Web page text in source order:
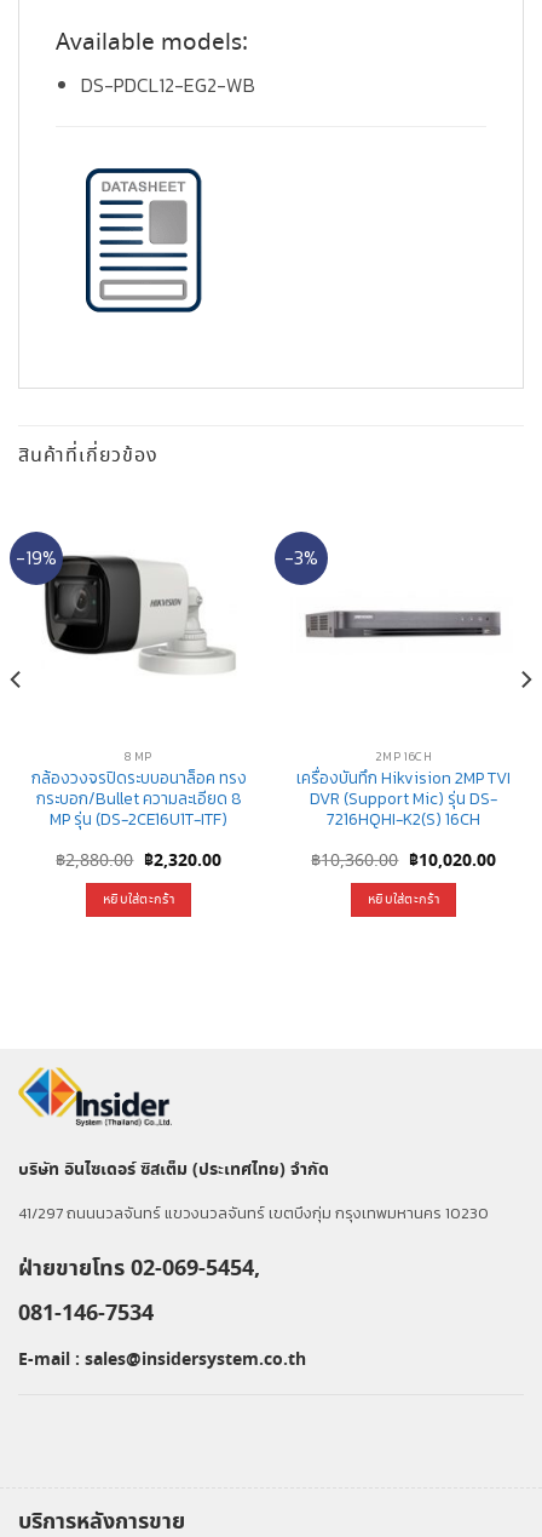
Available models:
DS-PDCL12-EG2-WB
สินค้าที่เกี่ยวข้อง
-19%
8 MP
กล้องวงจรปิดระบบอนาล็อค ทรง
กระบอก/Bullet ความละเอียด 8
MP รุ่น (DS-2CE16U1T-ITF)
฿2,880.00 Original
price
was:
฿2,880.00.
฿2,320.00Current
หยิบใส่ตะกร้า
-3%
2MP 16CH
เครื่องบันทึก Hikvision 2MP TVI
DVR (Support Mic) รุ่น DS-
7216HQHI-K2(S) 16CH
฿10,360.00 Original
price
was:
฿10,360.00.
฿10,020.00
หยิบใส่ตะกร้า
บริษัท อินไซเดอร์ ซิสเต็ม (ประเทศไทย) จำกัด
41/297 ถนนนวลจันทร์ แขวงนวลจันทร์ เขตบึงกุ่ม กรุงเทพมหานคร 10230
ฝ่ายขายโทร 02-069-5454,
081-146-7534
E-mail : sales@insidersystem.co.th
บริการหลังการขาย